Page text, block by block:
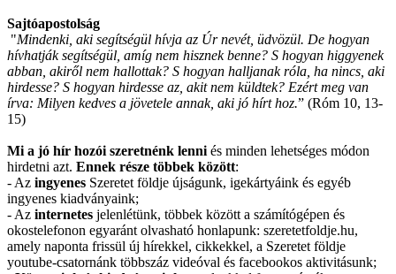
Sajtóapostolság
"Mindenki, aki segítségül hívja az Úr nevét, üdvözül. De hogyan
hívhatják segítségül, amíg nem hisznek benne? S hogyan higgyenek
abban, akiről nem hallottak? S hogyan halljanak róla, ha nincs, aki
hirdesse? S hogyan hirdesse az, akit nem küldtek? Ezért meg van
írva: Milyen kedves a jövetele annak, aki jó hírt hoz.” (Róm 10, 13-
15)
Mi a jó hír hozói szeretnénk lenni és minden lehetséges módon
hirdetni azt. Ennek része többek között:
- Az ingyenes Szeretet földje újságunk, igekártyáink és egyéb
ingyenes kiadványaink;
- Az internetes jelenlétünk, többek között a számítógépen és
okostelefonon egyaránt olvasható honlapunk: szeretetfoldje.hu,
amely naponta frissül új hírekkel, cikkekkel, a Szeretet földje
youtube-csatornánk többszáz videóval és facebookos aktivitásunk;